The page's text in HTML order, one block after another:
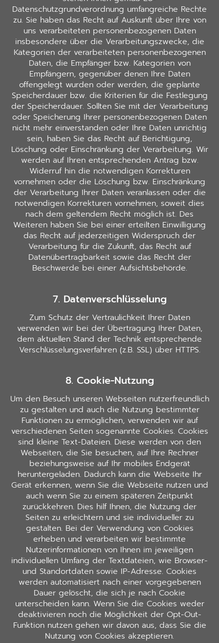
Datenschutzgrundverordnung umfangreiche Rechte
zu. Sie haben das Recht auf Auskunft über Ihre von
uns verarbeiteten personenbezogenen Daten
insbesondere über die Verarbeitungszwecke, die
Kategorien der verarbeiteten personenbezogenen
Daten, die Empfänger bzw. Kategorien von
Empfängern, gegenüber denen Ihre Daten
offengelegt wurden oder werden, die geplante
Speicherdauer bzw. die Kriterien für die Festlegung
der Speicherdauer. Sollten Sie mit der Verarbeitung
oder Speicherung Ihrer personenbezogenen Daten
nicht mehr einverstanden oder Ihre Daten unrichtig
sein, haben Sie das Recht auf Berichtigung,
Löschung oder Einschränkung der Verarbeitung. Wir
werden auf Ihren entsprechenden Antrag bzw.
Widerruf hin die notwendigen Korrekturen
vornehmen oder die Löschung bzw. Einschränkung
der Verarbeitung Ihrer Daten veranlassen oder die
notwendigen Korrekturen vornehmen, soweit dies
nach dem geltendem Recht möglich ist. Des
Weiteren haben Sie bei einer erteilten Einwilligung
das Recht auf jederzeitigen Widerspruch der
Verarbeitung für die Zukunft, das Recht auf
Datenübertragbarkeit sowie das Recht der
Beschwerde bei einer Aufsichtsbehörde.
7. Datenverschlüsselung
Zum Schutz der Vertraulichkeit Ihrer Daten
verwenden wir bei der Übertragung Ihrer Daten,
dem aktuellen Stand der Technik entsprechende
Verschlüsselungsverfahren (z.B. SSL) über HTTPS.
8. Cookie-Nutzung
Um den Besuch unseren Webseiten nutzerfreundlich
zu gestalten und auch die Nutzung bestimmter
Funktionen zu ermöglichen, verwenden wir auf
verschiedenen Seiten sogenannte Cookies. Cookies
sind kleine Text-Dateien. Diese werden von den
Webseiten, die Sie besuchen, auf Ihre Rechner
beziehungsweise auf Ihr mobiles Endgerät
heruntergeladen. Dadurch kann die Webseite Ihr
Gerät erkennen, wenn Sie die Webseite nutzen und
auch wenn Sie zu einem späteren Zeitpunkt
zurückkehren. Dies hilf Ihnen, die Nutzung der
Seiten zu erleichtern und sie individueller zu
gestalten. Bei der Verwendung von Cookies
erheben und verarbeiten wir bestimmte
Nutzerinformationen von Ihnen im jeweiligen
individuellen Umfang der Textdateien, wie Browser-
und Standortdaten sowie IP-Adresse. Cookies
werden automatisiert nach einer vorgegebenen
Dauer gelöscht, die sich je nach Cookie
unterscheiden kann. Wenn Sie die Cookies weder
deaktivieren noch die Möglichkeit der Opt-Out-
Funktion nutzen gehen wir davon aus, dass Sie die
Nutzung von Cookies akzeptieren.